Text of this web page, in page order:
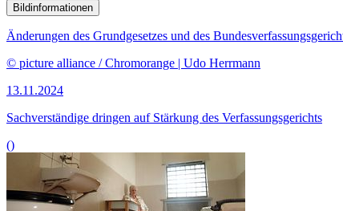
Bildinformationen
Änderungen des Grundgesetzes und des
© picture alliance / Chromorange | Udo Herrmann
13.11.2024
Sachverständige dringen auf Stärkung des Verfassungsgerichts
()